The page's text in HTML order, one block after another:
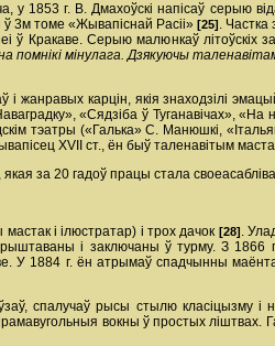
1853 г. В. Дмахоўскі напісаў серыю
3­м томе «Жывапіснай Расіі» [25]. Частка
Кракаве. Серыю малюнкаў літоўскіх
мінулага. Дзякуючы
і жанравых карцін, якія знаходзілі
«Сядзіба ў Туганавічах»,
тэатры («Галька» С. Манюшкі,
XVII ст., ён быў таленавітым
за 20 гадоў працы стала
і ілюстратар) і трох дачок [28].
і заключаны ў турму. З
У 1884 г. ён атрымаў спадчынны
спалучаў рысы стылю класіцызму
вокны ў простых